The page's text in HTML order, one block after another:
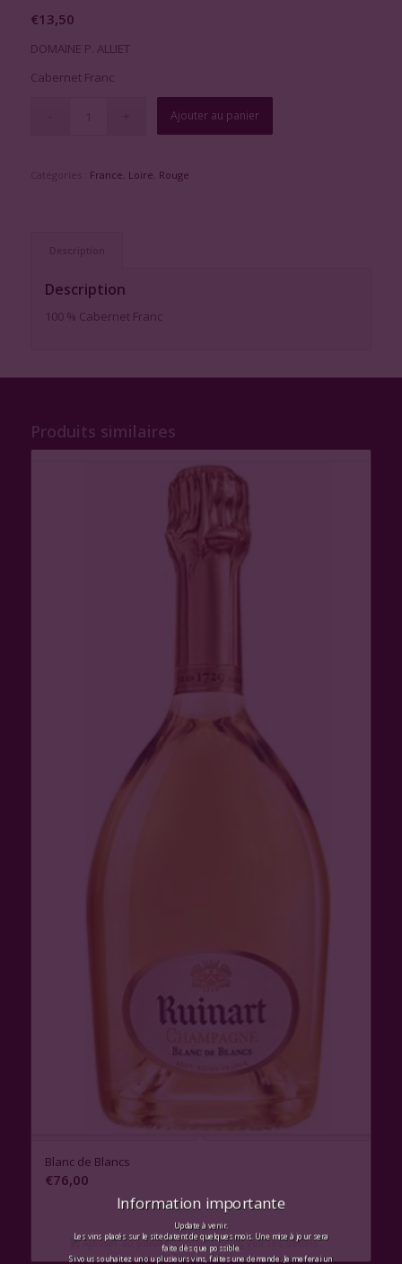
€13,50
DOMAINE P. ALLIET
Cabernet Franc
Ajouter au panier
France Loire Rouge
Description
100 % Cabernet Franc
Produits similaires
Blanc de Blancs
€76,00
Ajouter au panier Voir les détails
Information importante
Update à venir.
Les vins placés sur le site datent de quelques mois. Une mise à jour sera
faite dès que possible.
Si vous souhaitez un ou plusieurs vins, faites une demande. Je me ferai un